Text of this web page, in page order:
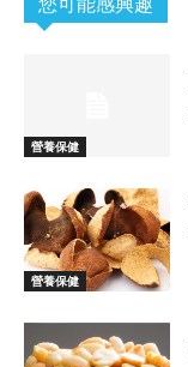
您可能感興趣
營養保健
營養保健